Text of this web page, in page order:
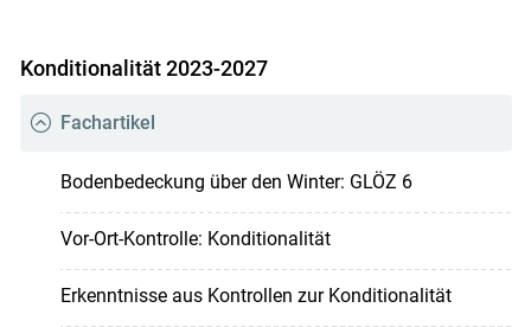
Konditionalität 2023-2027
Fachartikel
Bodenbedeckung über den Winter: GLÖZ 6
Vor-Ort-Kontrolle: Konditionalität
Erkenntnisse aus Kontrollen zur Konditionalität